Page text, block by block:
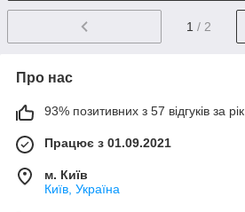
1 / 2
Про нас
93% позитивних з 57 відгуків за рік
Працює з 01.09.2021
м. Київ
Київ, Україна